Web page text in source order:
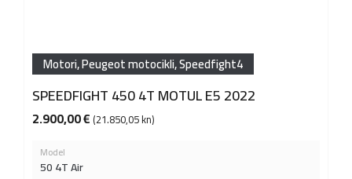
Motori,Peugeot motocikli,Speedfight4
SPEEDFIGHT 450 4T MOTUL E5 2022
2.900,00€ (21.850,05 kn)
Model
50 4T Air